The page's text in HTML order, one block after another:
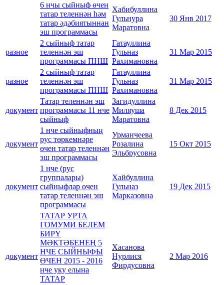
6 нчы сыйныф өчен
татар теленнән һәм
татар әдәбиятыннан
эш программасы
Хабибуллина
Гульнура
Маратовна
30 Янв 2017
разное
2 сыйныф татар
теленнән эш
программасы ПНШ
Гатауллина
Гульназ
Рахимановна
31 Мар 2015
разное
2 сыйныф татар
теленнән эш
программасы ПНШ
Гатауллина
Гульназ
Рахимановна
31 Мар 2015
документ
Татар теленнән эш
программасы 11 нче
сыйныф
Загидуллина
Миляуша
Маратовна
8 Дек 2015
документ
1 нче сыйныфның
рус төркемнәре
өчен татар теленнән
эш программасы
Урманчеева
Розалина
Эльбрусовна
15 Окт 2015
документ
1 нче (рус
группалары)
сыйныфлар өчен
татар теленнән эш
программасы
Хайбуллина
Гульназ
Марказовна
19 Дек 2015
документ
ТАТАР УРТА
ГОМУМИ БЕЛЕМ
БИРҮ
МӘКТӘБЕНЕҢ 5
НЧЕ СЫЙНЫФЫ
ӨЧЕН 2015 - 2016
нче уку елына
ТАТАР
Хасанова
Нурлися
Фирдусовна
2 Мар 2016